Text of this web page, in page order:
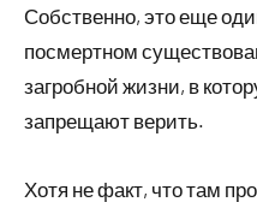
Собственно, это еще
посмертном
загробной жизни, в
запрещают верить.
Хотя не факт, что там